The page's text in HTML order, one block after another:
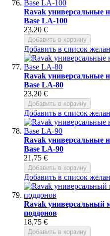
Ravak универсальные
Base LA-100
23,20 €
Добавить в корзину
Добавить в список
Ravak универсальные
Base LA-80
23,20 €
Добавить в корзину
Добавить в список
Ravak универсальные
Base LA-90
21,75 €
Добавить в корзину
Добавить в список
Ravak универсальный
поддонов
18,75 €
Добавить в корзину